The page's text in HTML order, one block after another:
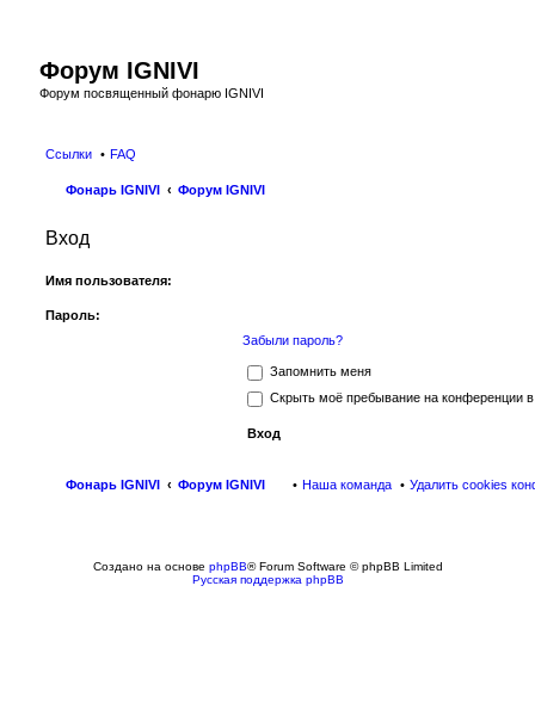
Форум IGNIVI
Форум посвященный фонарю IGNIVI
Ссылки FAQ
Фонарь IGNIVI Форум IGNIVI
Вход
Имя пользователя:
Пароль:
Забыли пароль?
Запомнить меня
Скрыть моё пребывание на конференции в
Фонарь IGNIVI Форум IGNIVI Удалить cookies
Наша команда
Создано на основе phpBB® Forum Software © phpBB Limited
Русская поддержка phpBB